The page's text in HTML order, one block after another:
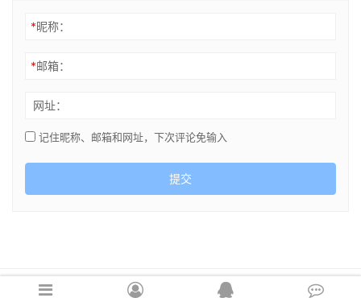
*昵称：
*邮箱：
网址：
记住昵称、邮箱和网址，下次评论免输入
提交
Copyright © 2021 cghsj.com 版权所有 Powered by 绘世界